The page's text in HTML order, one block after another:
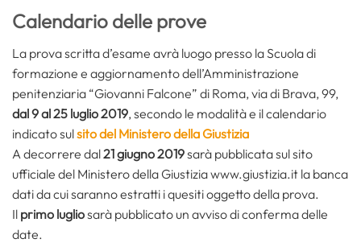
Calendario delle prove
La prova scritta d’esame avrà luogo presso la Scuola di
formazione e aggiornamento dell’Amministrazione
penitenziaria “Giovanni Falcone” di Roma, via di Brava, 99,
dal 9 al 25 luglio 2019, secondo le modalità e il calendario
indicato sulsito del Ministero della Giustizia
A decorrere dal21 giugno 2019sarà pubblicata sul sito
ufficiale del Ministero della Giustizia www.giustizia.it la banca
dati da cui saranno estratti i quesiti oggetto della prova.
Il primo lugliosarà pubblicato un avviso di conferma delle
date.